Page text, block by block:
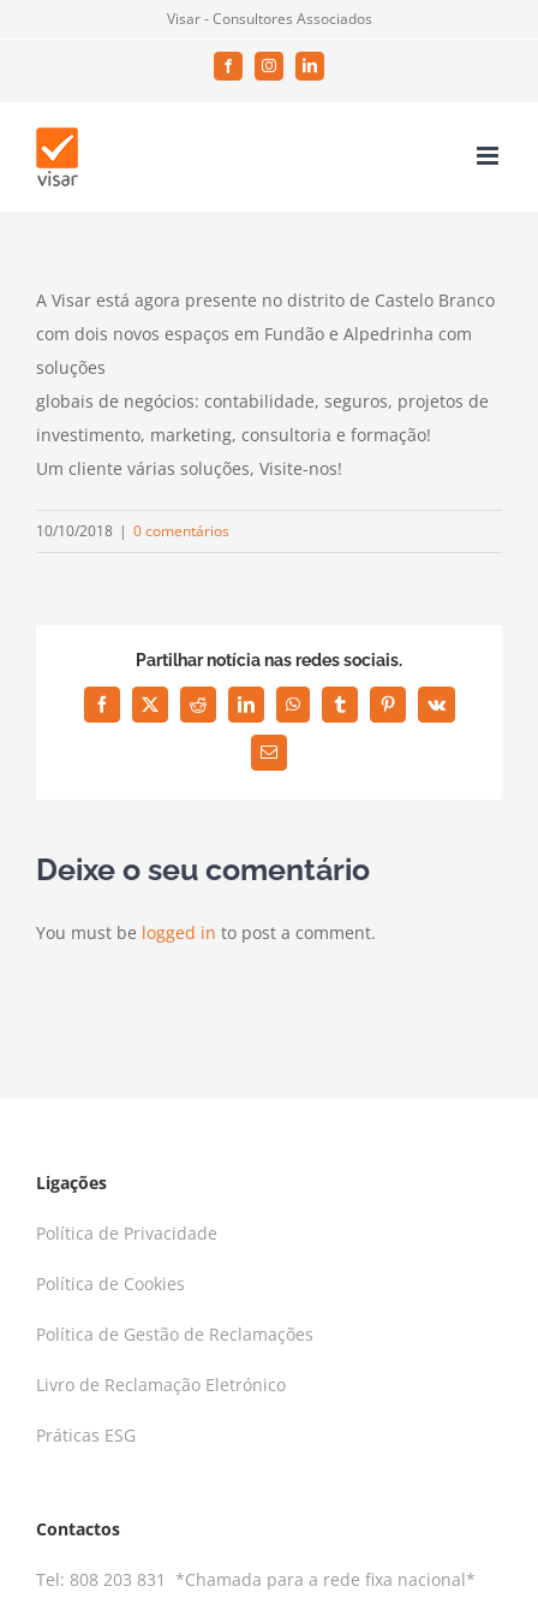
Visar - Consultores Associados
FacebookInstagramLinkedIn
A Visar está agora presente no distrito de Castelo Branco
com dois novos espaços em Fundão e Alpedrinha com
soluções
globais de negócios: contabilidade, seguros, projetos de
investimento, marketing, consultoria e formação!
Um cliente várias soluções, Visite-nos!
10/10/2018 | 0 comentários
Partilhar notícia nas redes sociais.
Facebook
X Reddit LinkedInWhatsAppTumblrPinterest
Vk
Email
(necessário
Deixe o seu comentário
You must be logged in to post a comment.
Ligações
Política de Privacidade
Política de Cookies
Política de Gestão de Reclamações
Livro de Reclamação Eletrónico
Práticas ESG
Contactos
Tel: 808 203 831 *Chamada para a rede fixa nacional*